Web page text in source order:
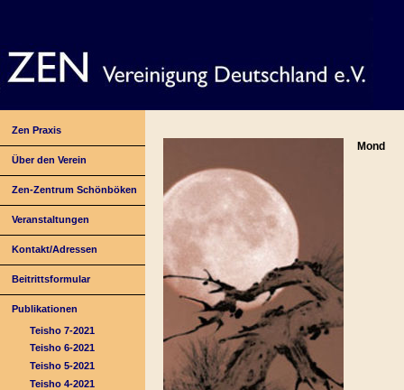
Zen Praxis
Über den Verein
Zen-Zentrum Schönböken
Veranstaltungen
Kontakt/Adressen
Beitrittsformular
Publikationen
Teisho 7-2021
Teisho 6-2021
Teisho 5-2021
Teisho 4-2021
Mond